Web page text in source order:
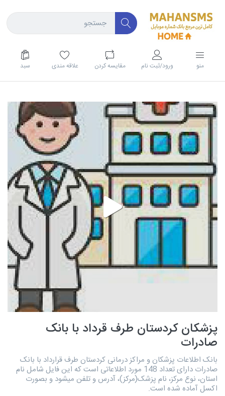
منو ورود/ثبت نام مقايسه كردن علاقه مندی سبد
پزشکان کردستان طرف قرداد با بانک
صادرات
بانک اطلاعات پزشکان و مراکز درمانی کردستان طرف قرارداد با بانک
صادرات دارای تعداد 148 مورد اطلاعاتی است که این فایل شامل نام
استان، نوع مرکز، نام پزشک(مرکز)، آدرس و تلفن میشود و بصورت
اکسل آماده شده است.